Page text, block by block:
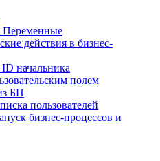
Переменные
действия в бизнес-
начальника
полем
БП
пользователей
бизнес-процессов и